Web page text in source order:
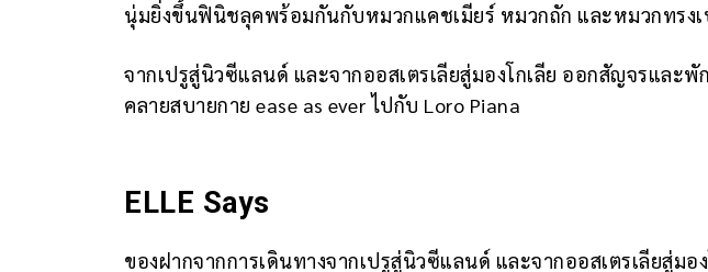
นุ่มยิ่งขึ้นฟินิชลุคพร้อมกันกับหมวกแคชเมียร์ หมวกถัก และหมวกทรง
จากเปรูสู่นิวซีแลนด์ และจากออสเตรเลียสู่มองโกเลีย ออกสัญจรและ
คลายสบายกาย ease as ever ไปกับ Loro Piana
ELLE Says
ของฝากจากการเดินทางจากเปรูสู่นิวซีแลนด์ และจากออสเตรเลียสู่ม